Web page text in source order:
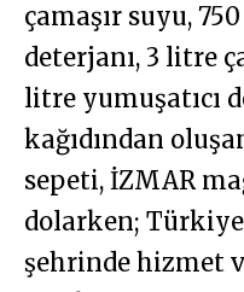
çamaşır suyu,
deterjanı, 3 litre
litre yumuşatıcı
kağıdından
sepeti, İZMAR
dolarken;
şehrinde hizmet